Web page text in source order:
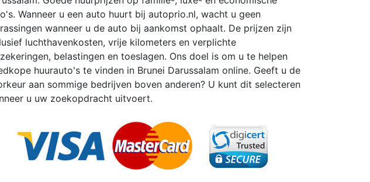
Wanneer u een auto huurt bij autoprio.nl, wacht u geen
wanneer u de auto bij aankomst ophaalt. De prijzen zijn
luchthavenkosten, vrije kilometers en verplichte
belastingen en toeslagen. Ons doel is om u te helpen
huurauto's te vinden in Brunei Darussalam online. Geeft u de
aan sommige bedrijven boven anderen? U kunt dit selecteren
u uw zoekopdracht uitvoert.